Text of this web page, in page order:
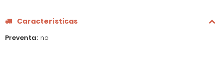
Características
Preventa no